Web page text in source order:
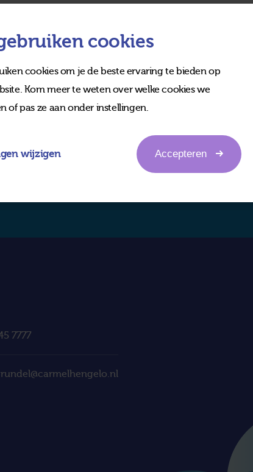
7777
cookies
cookies om je de beste ervaring te bieden op
Kom meer te weten over welke cookies we
of pas ze aan onder instellingen.
wijzigen Accepteren